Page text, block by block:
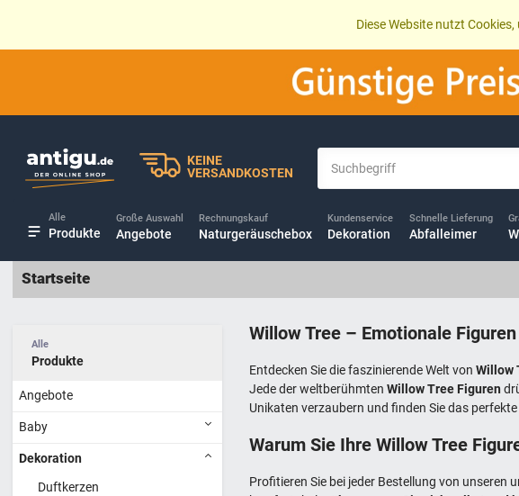
Diese Website nutzt
KEINE
VERSANDKOSTEN
Alle
Produkte
Große Auswahl
Angebote
Rechnungskauf
Naturgeräuschebox
Kundenservice
Dekoration
Schnelle Lieferung
Abfalleimer
Startseite
Willow Tree – Emotionale
Entdecken Sie die faszinierende Welt vonWillow
Jede der weltberühmtenWillow Tree Figuren
Unikaten verzaubern und finden Sie das
Warum Sie Ihre Willow Tree
Profitieren Sie bei jeder Bestellung von unseren
Alle
Produkte
Angebote
Baby
Dekoration
Duftkerzen